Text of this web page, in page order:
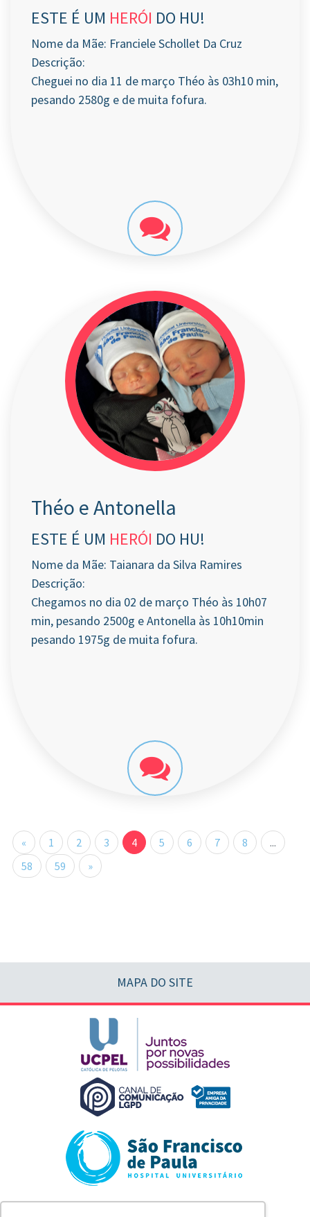
ESTE É UM HERÓI DO HU!
Nome da Mãe: Franciele Schollet Da Cruz
Descrição:
Cheguei no dia 11 de março Théo às 03h10 min,
pesando 2580g e de muita fofura.
Théo e Antonella
ESTE É UM HERÓI DO HU!
Nome da Mãe: Taianara da Silva Ramires
Descrição:
Chegamos no dia 02 de março Théo às 10h07
min, pesando 2500g e Antonella às 10h10min
pesando 1975g de muita fofura.
« 1 2 3 4 5 6 7 8
...
58
59 »
MAPA DO SITE